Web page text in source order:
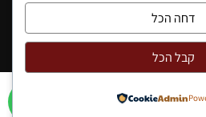
דחה הכל
קבל הכל